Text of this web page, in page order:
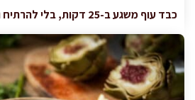
כבד עוף משגע ב-25 דקות, בלי להרתיח ובלי להתייבש